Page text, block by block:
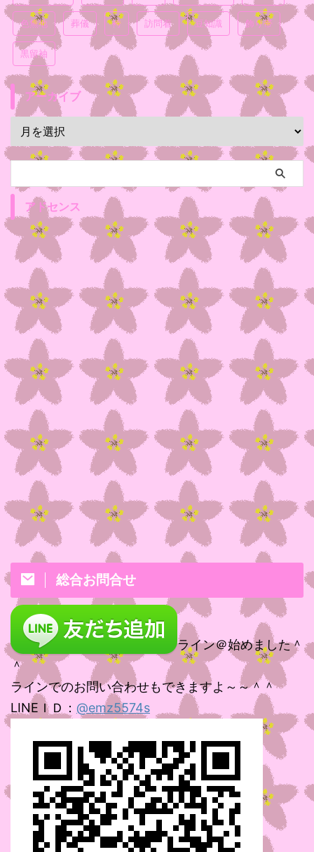
色無地 葬儀 袴 訪問着 豆知識 飾り帯
黒留袖
アーカイブ
アドセンス
総合お問合せ
ライン＠始めました＾
＾
ラインでのお問い合わせもできますよ～～＾＾
LINEＩＤ： @emz5574s